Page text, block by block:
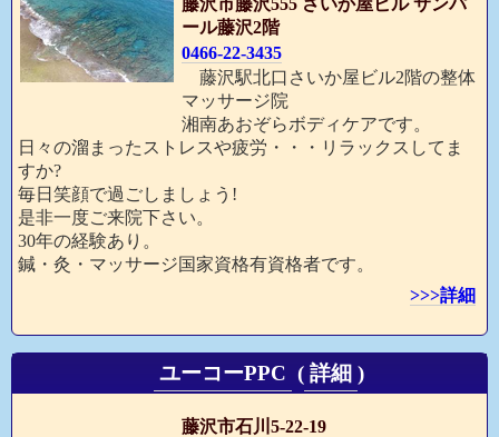
藤沢市藤沢555 さいか屋ビル サンパ
ール藤沢2階
0466-22-3435
藤沢駅北口さいか屋ビル2階の整体
マッサージ院
湘南あおぞらボディケアです。
日々の溜まったストレスや疲労・・・リラックスしてま
すか?
毎日笑顔で過ごしましょう!
是非一度ご来院下さい。
30年の経験あり。
鍼・灸・マッサージ国家資格有資格者です。
>>>詳細
ユーコーPPC ( 詳細 )
藤沢市石川5-22-19